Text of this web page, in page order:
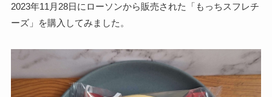
2023年11月28日にローソンから販売された「もっちスフレチ
ーズ」を購入してみました。